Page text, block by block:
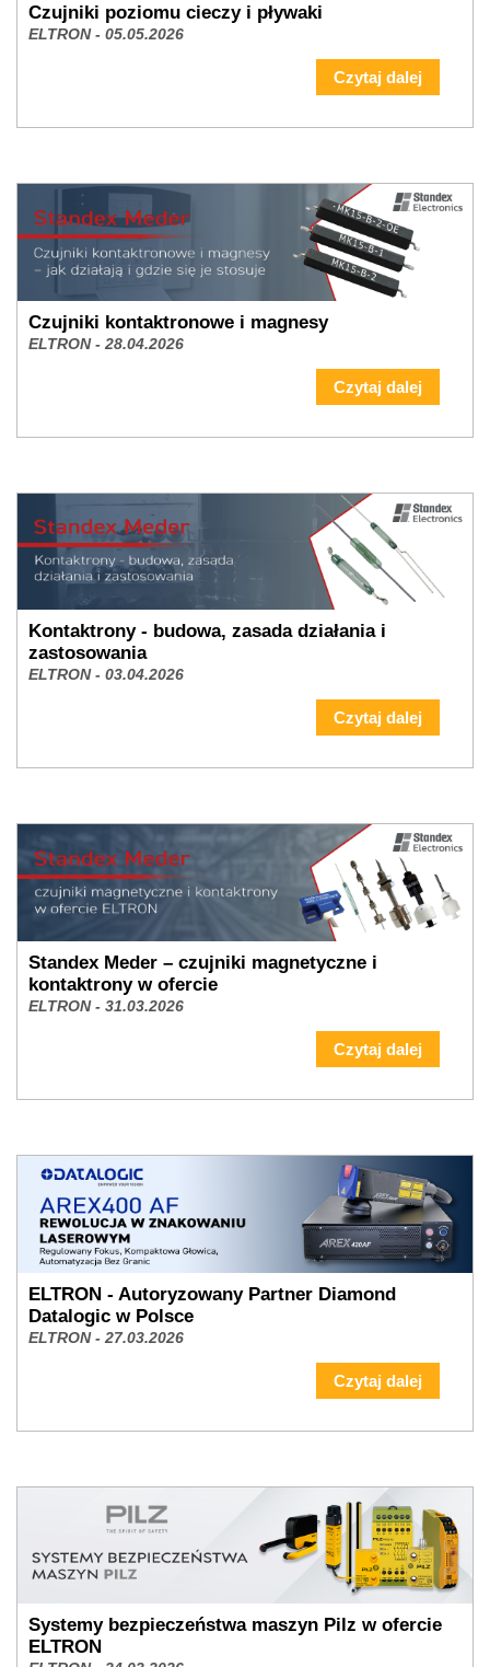
Czujniki poziomu cieczy i pływaki
ELTRON - 05.05.2026
Czytaj dalej
Czujniki kontaktronowe i magnesy
ELTRON - 28.04.2026
Czytaj dalej
Kontaktrony - budowa, zasada działania i
zastosowania
ELTRON - 03.04.2026
Czytaj dalej
Standex Meder – czujniki magnetyczne i
kontaktrony w ofercie
ELTRON - 31.03.2026
Czytaj dalej
ELTRON - Autoryzowany Partner Diamond
Datalogic w Polsce
ELTRON - 27.03.2026
Czytaj dalej
Systemy bezpieczeństwa maszyn Pilz w ofercie
ELTRON